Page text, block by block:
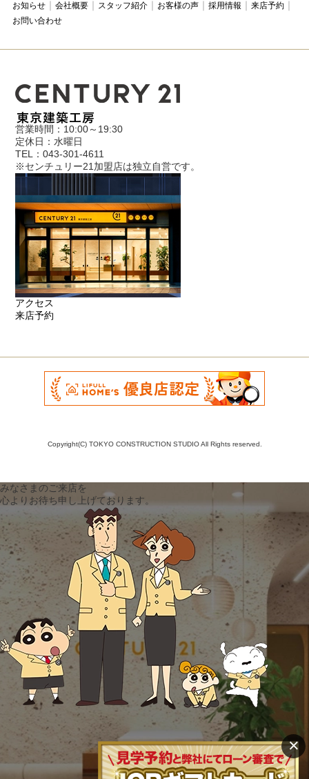
お知らせ 会社概要 スタッフ紹介 お客様の声 採用情報
来店予約
お問い合わせ
営業時間：10:00～19:30
定休日：水曜日
TEL：043-301-4611
※センチュリー21加盟店は独立自営です。
アクセス
来店予約
Copyright(C) TOKYO CONSTRUCTION STUDIO All Rights reserved.
みなさまのご来店を
心よりお待ち申し上げております。
×